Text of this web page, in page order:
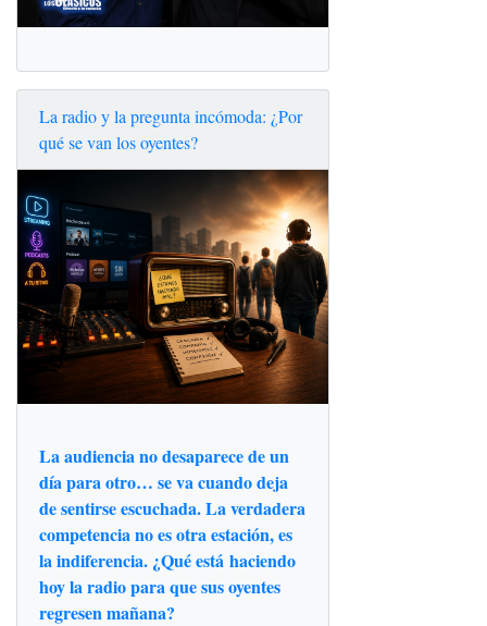
La radio y la pregunta incómoda: ¿Por
qué se van los oyentes?
La audiencia no desaparece de un
día para otro… se va cuando deja
de sentirse escuchada. La verdadera
competencia no es otra estación, es
la indiferencia. ¿Qué está haciendo
hoy la radio para que sus oyentes
regresen mañana?